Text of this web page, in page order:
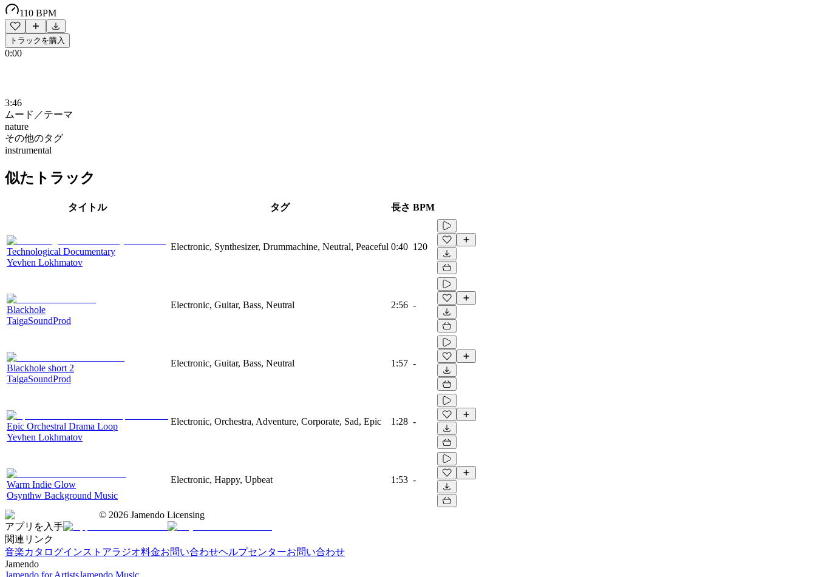
110 BPM
トラックを購入
0:00
3:46
ムード／テーマ
nature
その他のタグ
instrumental
似たトラック
タイトル タグ 長さ BPM
Technological Documentary
Yevhen Lokhmatov
Electronic, Synthesizer, Drummachine, Neutral, Peaceful 0:40 120
Blackhole
TaigaSoundProd
Electronic, Guitar, Bass, Neutral 2:56 -
Blackhole short 2
TaigaSoundProd
Electronic, Guitar, Bass, Neutral 1:57 -
Epic Orchestral Drama Loop
Yevhen Lokhmatov
Electronic, Orchestra, Adventure, Corporate, Sad, Epic 1:28 -
Warm Indie Glow
Osynthw Background Music
Electronic, Happy, Upbeat 1:53 -
© 2026 Jamendo Licensing
アプリを入手
関連リンク
音楽カタログインストアラジオ料金お問い合わせヘルプセンターお問い合わせ
Jamendo
Jamendo for ArtistsJamendo Music